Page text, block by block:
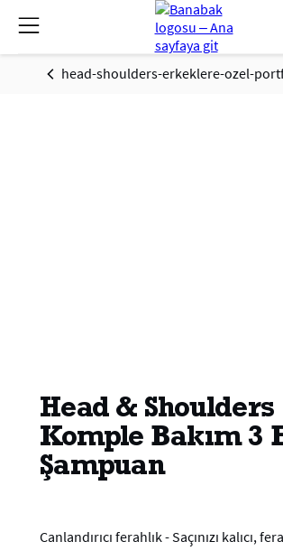
head-shoulders-erkeklere-ozel-
Head & Shoulders
Komple Bakım 3
Şampuan
Canlandırıcı ferahlık - Saçınızı kalıcı,